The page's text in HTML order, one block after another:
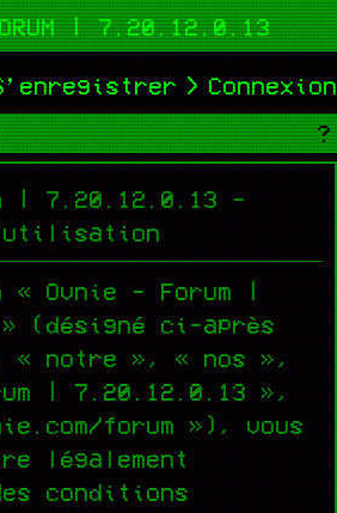
| 7.20.12.0.13
Connexion
| 7.20.12.0.13 -
« Ovnie - Forum |
(désigné ci-après
« notre », « nos »,
| 7.20.12.0.13 »,
forum »), vous
légalement
conditions